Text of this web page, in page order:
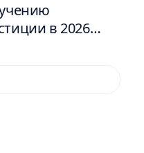
в 2026